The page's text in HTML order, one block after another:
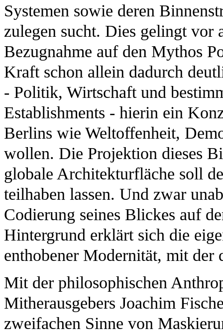
Systemen sowie deren
zulegen sucht. Dies gelingt
Bezugnahme auf den Mythos
Kraft schon allein dadurch
- Politik, Wirtschaft und
Establishments - hierin ein
Berlins wie Weltoffenheit,
wollen. Die Projektion dieses
globale Architekturfläche soll
teilhaben lassen. Und zwar
Codierung seines Blickes auf
Hintergrund erklärt sich die
enthobener Modernität, mit der
Mit der philosophischen
Mitherausgebers Joachim
zweifachen Sinne von